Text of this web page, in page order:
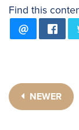
Find this
NEWER